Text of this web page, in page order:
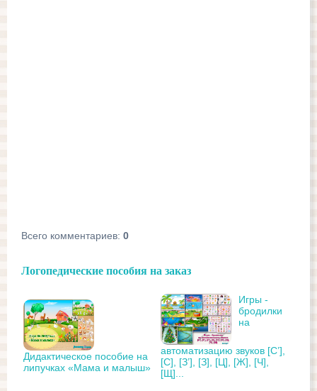
Всего комментариев: 0
Логопедические пособия на заказ
Дидактическое пособие на
липучках «Мама и малыш»
Игры -
бродилки
на
автоматизацию звуков [С’],
[С], [З’], [З], [Ц], [Ж], [Ч],
[Щ]...